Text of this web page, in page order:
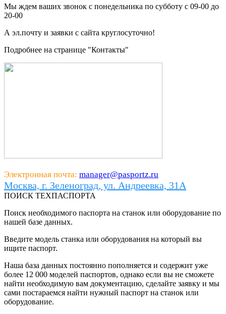
Мы ждем ваших звонок с понедельника по субботу с 09-00 до
20-00
А эл.почту и заявки с сайта круглосуточно!
Подробнее на странице "Контакты"
Электронная почта: manager@pasportz.ru
Москва, г. Зеленоград, ул. Андреевка, 31А
ПОИСК ТЕХПАСПОРТА
Поиск необходимого паспорта на станок или оборудование по
нашей базе данных.
Введите модель станка или оборудования на который вы
ищите паспорт.
Наша база данных постоянно пополняется и содержит уже
более 12 000 моделей паспортов, однако если вы не сможете
найти необходимую вам документацию, сделайте заявку и мы
сами постараемся найти нужный паспорт на станок или
оборудование.